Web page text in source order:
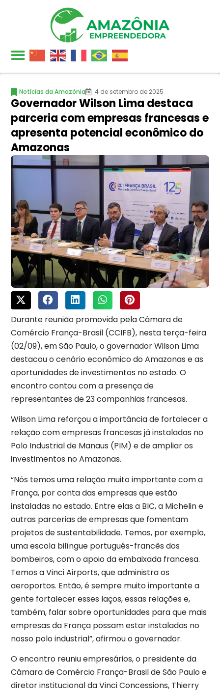
Notícias da Amazônia 4 de setembro de 2025
Governador Wilson Lima destaca
parceria com empresas francesas e
apresenta potencial econômico do
Amazonas
Durante reunião promovida pela Câmara de
Comércio França-Brasil (CCIFB), nesta terça-feira
(02/09), em São Paulo, o governador Wilson Lima
destacou o cenário econômico do Amazonas e as
oportunidades de investimentos no estado. O
encontro contou com a presença de
representantes de 23 companhias francesas.
Wilson Lima reforçou a importância de fortalecer a
relação com empresas francesas já instaladas no
Polo Industrial de Manaus (PIM) e de ampliar os
investimentos no Amazonas.
“Nós temos uma relação muito importante com a
França, por conta das empresas que estão
instaladas no estado. Entre elas a BIC, a Michelin e
outras parcerias de empresas que fomentam
projetos de sustentabilidade. Temos, por exemplo,
uma escola bilíngue português-francês dos
bombeiros, com o apoio da embaixada francesa.
Temos a Vinci Airports, que administra os
aeroportos. Então, é sempre muito importante a
gente fortalecer esses laços, essas relações e,
também, falar sobre oportunidades para que mais
empresas da França possam estar instaladas no
nosso polo industrial”, afirmou o governador.
O encontro reuniu empresários, o presidente da
Câmara de Comércio França-Brasil de São Paulo e
diretor institucional da Vinci Concessions, Thierry